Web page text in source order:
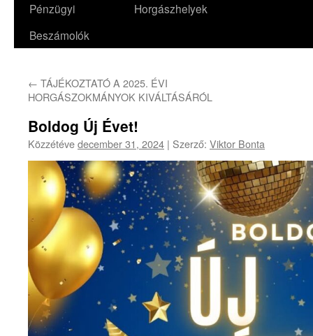
Pénzügyi
Beszámolók
Horgászhelyek
← TÁJÉKOZTATÓ A 2025. ÉVI
HORGÁSZOKMÁNYOK KIVÁLTÁSÁRÓL
Boldog Új Évet!
Közzétévedecember 31, 2024 | Szerző: Viktor Bonta